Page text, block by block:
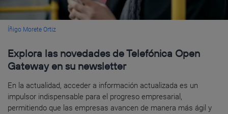
Íñigo Morete Ortiz
Explora las novedades de Telefónica Open
Gateway en su newsletter
En la actualidad, acceder a información actualizada es un
impulsor indispensable para el progreso empresarial,
permitiendo que las empresas avancen de manera más ágil y